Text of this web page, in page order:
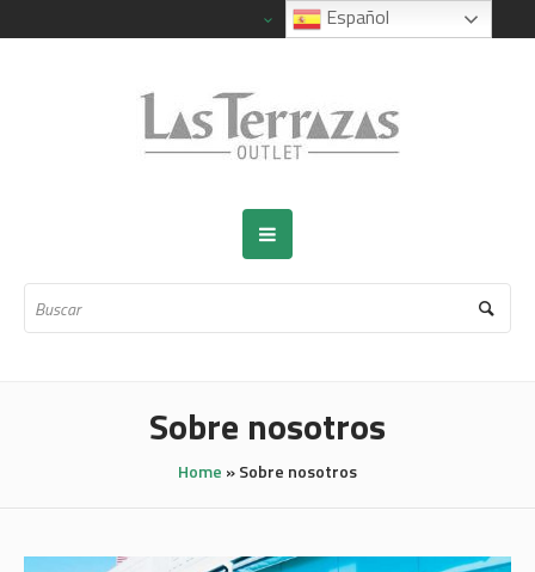
Sobre nosotros
Home »Sobre nosotros
Español